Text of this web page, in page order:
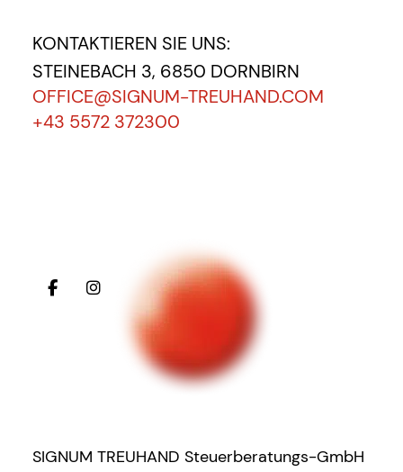
KONTAKTIEREN SIE UNS:
STEINEBACH 3, 6850 DORNBIRN
OFFICE@SIGNUM-TREUHAND.COM
+43 5572 372300
SIGNUM TREUHAND Steuerberatungs-GmbH